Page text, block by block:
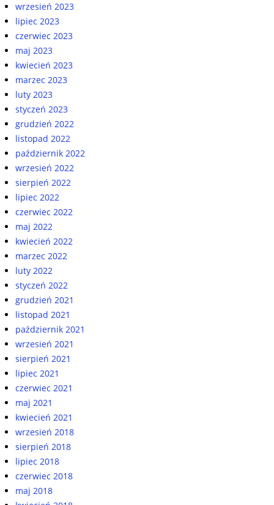
wrzesień 2023
lipiec 2023
czerwiec 2023
maj 2023
kwiecień 2023
marzec 2023
luty 2023
styczeń 2023
grudzień 2022
listopad 2022
październik 2022
wrzesień 2022
sierpień 2022
lipiec 2022
czerwiec 2022
maj 2022
kwiecień 2022
marzec 2022
luty 2022
styczeń 2022
grudzień 2021
listopad 2021
październik 2021
wrzesień 2021
sierpień 2021
lipiec 2021
czerwiec 2021
maj 2021
kwiecień 2021
wrzesień 2018
sierpień 2018
lipiec 2018
czerwiec 2018
maj 2018